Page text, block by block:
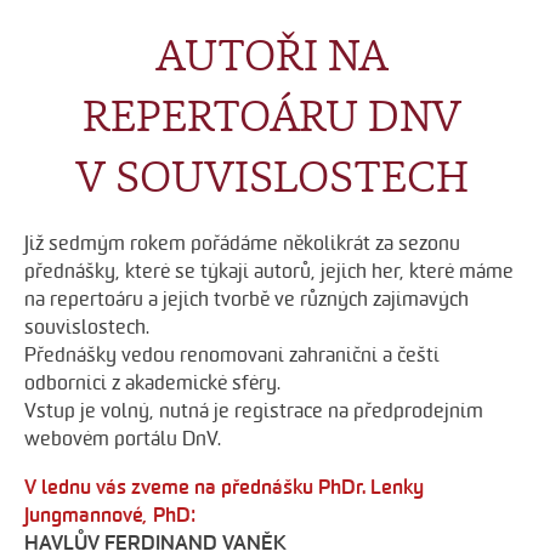
AUTOŘI NA
REPERTOÁRU DNV
V SOUVISLOSTECH
Již sedmým rokem pořádáme několikrát za sezonu
přednášky, které se týkají autorů, jejich her, které máme
na repertoáru a jejich tvorbě ve různých zajímavých
souvislostech.
Přednášky vedou renomovaní zahraniční a čeští
odborníci z akademické sféry.
Vstup je volný, nutná je registrace na předprodejním
webovém portálu DnV.
V lednu vás zveme na přednášku PhDr. Lenky
Jungmannové, PhD:
HAVLŮV FERDINAND VANĚK